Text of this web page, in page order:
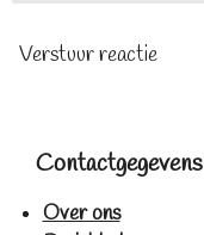
Verstuur reactie
Contactgegevens
Over ons